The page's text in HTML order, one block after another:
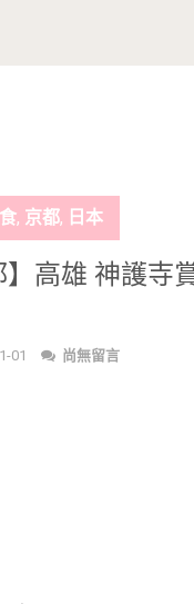
, 京都, 日本
】高雄 神護寺
01 尚無留言